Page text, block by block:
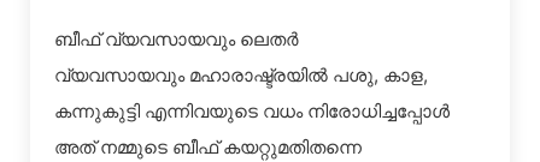
ബീഫ് വ്യവസായവും ലെതര്‍
വ്യവസായവും മഹാരാഷ്ട്രയില്‍ പശു, കാള,
കന്നുകുട്ടി എന്നിവയുടെ വധം നിരോധിച്ചപ്പോള്‍
അത് നമ്മുടെ ബീഫ് കയറ്റുമതിതന്നെ